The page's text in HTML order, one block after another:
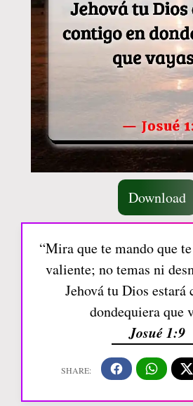
Download
“Mira que te mando que
valiente; no temas ni
Jehová tu Dios estará
dondequiera que
Josué 1:9